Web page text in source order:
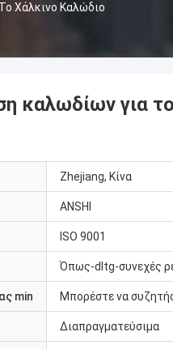
Χάλκινο Καλώδιο
καλωδίων για το
Zhejiang, Κίνα
ANSHI
ISO 9001
Όπως-dltg-συνεχές
min Μπορέστε να
Διαπραγματεύσιμα